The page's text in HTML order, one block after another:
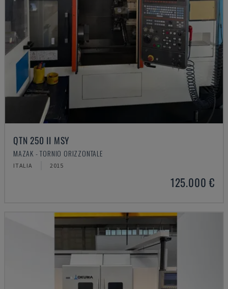
QTN 250 II MSY
MAZAK - TORNIO ORIZZONTALE
ITALIA 2015
125.000 €